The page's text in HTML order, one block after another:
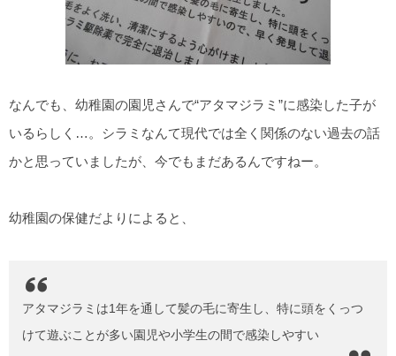
なんでも、幼稚園の園児さんで“アタマジラミ”に感染した子が
いるらしく…。シラミなんて現代では全く関係のない過去の話
かと思っていましたが、今でもまだあるんですねー。
幼稚園の保健だよりによると、
アタマジラミは1年を通して髪の毛に寄生し、特に頭をくっつ
けて遊ぶことが多い園児や小学生の間で感染しやすい